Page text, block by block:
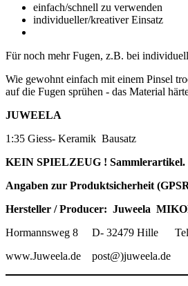
einfach/schnell zu verwenden
individueller/kreativer Einsatz
Für noch mehr Fugen, z.B. bei
Wie gewohnt einfach mit einem Pinsel
auf die Fugen sprühen - das Material
JUWEELA
1:35 Giess- Keramik Bausatz
KEIN SPIELZEUG ! Sammlerartikel.
Angaben zur Produktsicherheit
Hersteller / Producer: Juweela
Hormannsweg 8
D- 32479 Hille
www.Juweela.de
post@)juweela.de